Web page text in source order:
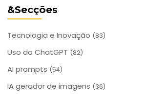
&Secções
Tecnologia e Inovação (83)
Uso do ChatGPT (82)
AI prompts (54)
IA gerador de imagens (36)